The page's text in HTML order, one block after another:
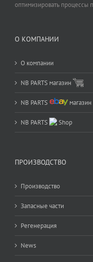
оптимизировать процессы
О КОМПАНИИ
О компании
NB PARTS магазин
NB PARTS магазин
NB PARTS Shop
ПРОИЗВОДСТВО
Производство
Запасные части
Pегенерация
News